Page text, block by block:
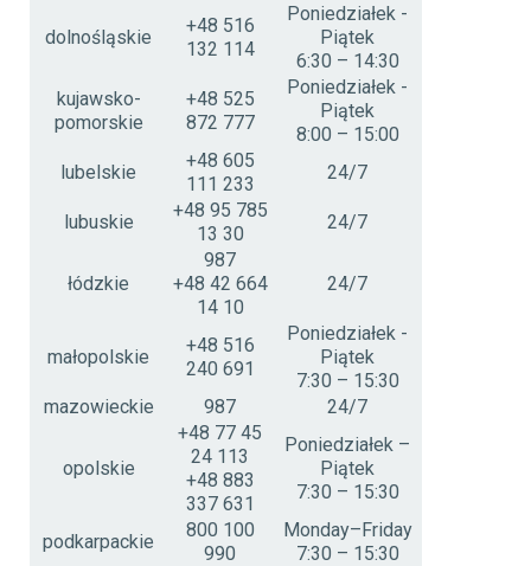
dolnośląskie
+48 516
132 114
Poniedziałek -
Piątek
6:30 – 14:30
kujawsko-
pomorskie
+48 525
872 777
Poniedziałek -
Piątek
8:00 – 15:00
lubelskie
+48 605
111 233
24/7
lubuskie
+48 95 785
13 30
24/7
łódzkie
987
+48 42 664
14 10
24/7
małopolskie
+48 516
240 691
Poniedziałek -
Piątek
7:30 – 15:30
mazowieckie
987 24/7
opolskie
+48 77 45
24 113
+48 883
337 631
Poniedziałek –
Piątek
7:30 – 15:30
podkarpackie
800 100
990
Monday–Friday
7:30 – 15:30